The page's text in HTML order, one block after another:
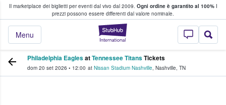
Il marketplace dei biglietti per eventi dal vivo dal 2009. Ogni ordine è garantito al 100%I
prezzi possono essere differenti dal valore nominale.
StubHub - Dove
Menu
fan comprano e vendono biglietti
Philadelphia EaglesatTennessee TitansTickets
dom 20 set 2026 • 12:00 at Nissan Stadium Nashville, Nashville, TN